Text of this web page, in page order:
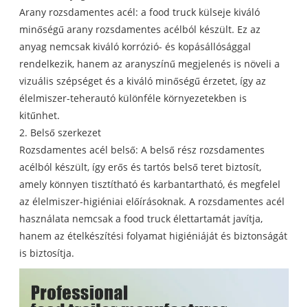
Arany rozsdamentes acél: a food truck külseje kiváló
minőségű arany rozsdamentes acélból készült. Ez az
anyag nemcsak kiváló korrózió- és kopásállósággal
rendelkezik, hanem az aranyszínű megjelenés is növeli a
vizuális szépséget és a kiváló minőségű érzetet, így az
élelmiszer-teherautó különféle környezetekben is
kitűnhet.
2. Belső szerkezet
Rozsdamentes acél belső: A belső rész rozsdamentes
acélból készült, így erős és tartós belső teret biztosít,
amely könnyen tisztítható és karbantartható, és megfelel
az élelmiszer-higiéniai előírásoknak. A rozsdamentes acél
használata nemcsak a food truck élettartamát javítja,
hanem az ételkészítési folyamat higiéniáját és biztonságát
is biztosítja.